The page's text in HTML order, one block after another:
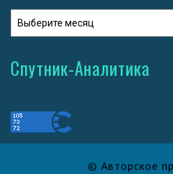
Спутник-Аналитика
© Авторское